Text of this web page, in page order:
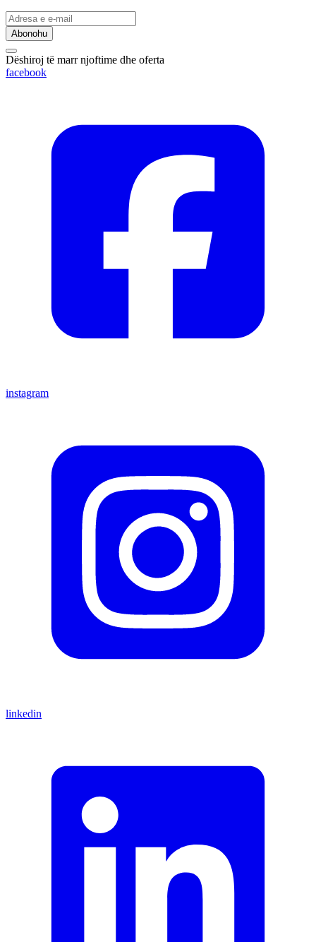
Abonohu
Dëshiroj të marr njoftime dhe oferta
facebook
instagram
linkedin